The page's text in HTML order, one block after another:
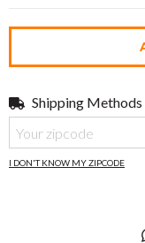
Shipping for zipcode:
Shipping Methods
I DON'T KNOW MY ZIPCODE